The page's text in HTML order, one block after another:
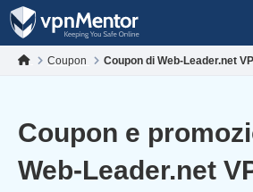
Coupon Coupon di Web-Leader.net
Coupon e
Web-Leader.net